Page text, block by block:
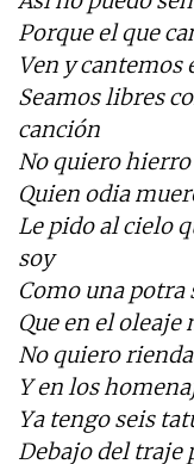
Porque el que
Ven y cantemos
Seamos libres
canción
No quiero hierro
Quien odia
Le pido al cielo
soy
Como una potra
Que en el
No quiero
Y en los
Ya tengo seis
Debajo del traje